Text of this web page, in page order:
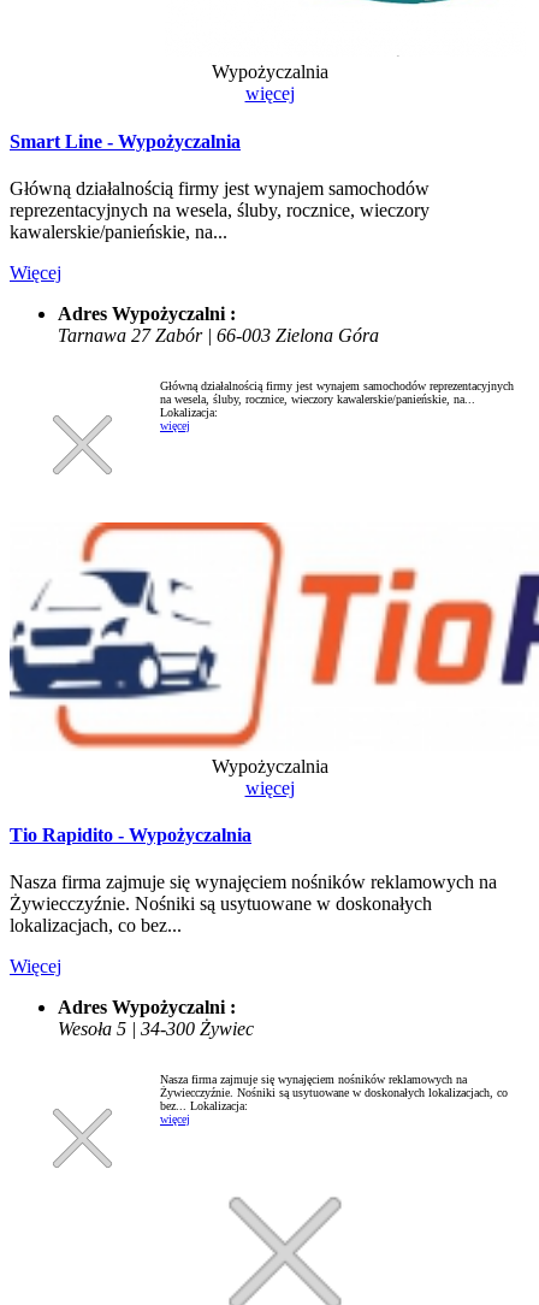
Wypożyczalnia
więcej
Smart Line - Wypożyczalnia
Główną działalnością firmy jest wynajem samochodów
reprezentacyjnych na wesela, śluby, rocznice, wieczory
kawalerskie/panieńskie, na...
Więcej
Adres Wypożyczalni :
Tarnawa 27 Zabór | 66-003 Zielona Góra
Główną działalnością firmy jest wynajem samochodów reprezentacyjnych
na wesela, śluby, rocznice, wieczory kawalerskie/panieńskie, na...
Lokalizacja:
więcej
Wypożyczalnia
więcej
Tio Rapidito - Wypożyczalnia
Nasza firma zajmuje się wynajęciem nośników reklamowych na
Żywiecczyźnie. Nośniki są usytuowane w doskonałych
lokalizacjach, co bez...
Więcej
Adres Wypożyczalni :
Wesoła 5 | 34-300 Żywiec
Nasza firma zajmuje się wynajęciem nośników reklamowych na
Żywiecczyźnie. Nośniki są usytuowane w doskonałych lokalizacjach, co
bez... Lokalizacja:
więcej